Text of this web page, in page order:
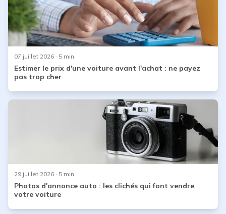
07 juillet 2026 · 5 min
Estimer le prix d'une voiture avant l'achat : ne payez
pas trop cher
29 juillet 2026 · 5 min
Photos d'annonce auto : les clichés qui font vendre
votre voiture